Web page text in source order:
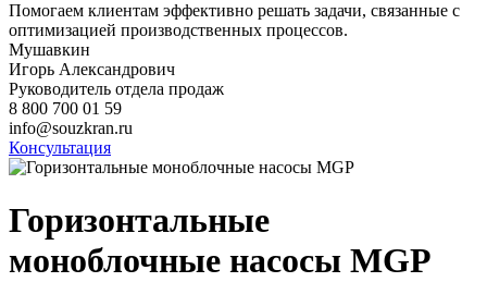
Помогаем клиентам эффективно решать задачи, связанные с
оптимизацией производственных процессов.
Мушавкин
Игорь Александрович
Руководитель отдела продаж
8 800 700 01 59
info@souzkran.ru
Консультация
Горизонтальные
моноблочные насосы MGP